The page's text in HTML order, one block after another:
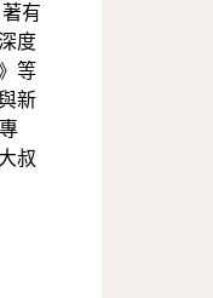
有
度
等
新
叔